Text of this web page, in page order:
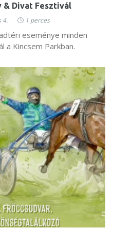
& Divat Fesztivál
4. 1 perces
eseménye minden
a Kincsem Parkban.